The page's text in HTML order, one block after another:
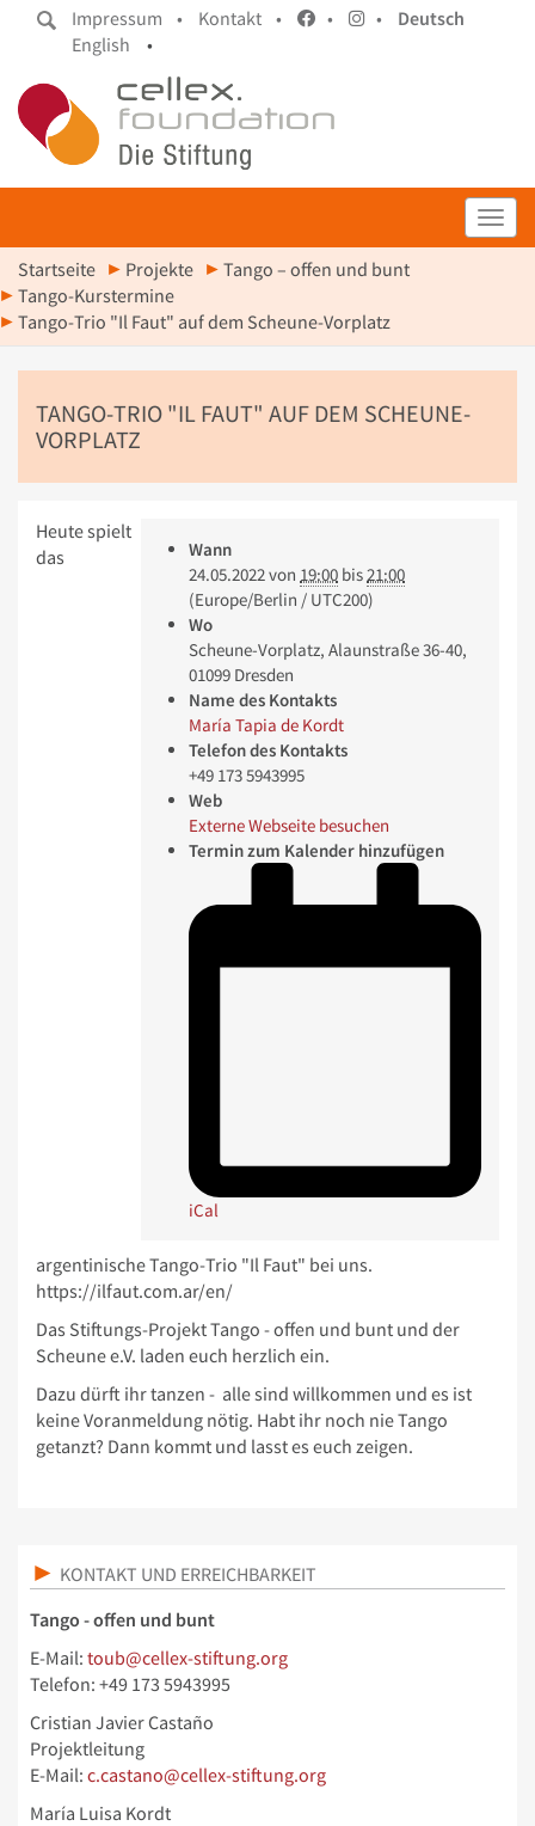
Impressum • Kontakt • • •
Deutsch
English
•
Startseite Projekte
Tango – offen und bunt
Tango-Kurstermine
Tango-Trio "Il Faut" auf dem Scheune-Vorplatz
TANGO-TRIO "IL FAUT" AUF DEM SCHEUNE-
VORPLATZ
Wann
24.05.2022von 19:00 bis21:00
(Europe/Berlin / UTC200)
Wo
Scheune-Vorplatz, Alaunstraße 36-40,
01099 Dresden
Name des Kontakts
María Tapia de Kordt
Telefon des Kontakts
+49 173 5943995
Web
Externe Webseite besuchen
Termin zum Kalender hinzufügen
iCal
Heute spielt
das
argentinische Tango-Trio "Il Faut" bei uns.
https://ilfaut.com.ar/en/
Das Stiftungs-Projekt Tango - offen und bunt und der
Scheune e.V. laden euch herzlich ein.
Dazu dürft ihr tanzen - alle sind willkommen und es ist
keine Voranmeldung nötig. Habt ihr noch nie Tango
getanzt? Dann kommt und lasst es euch zeigen.
KONTAKT UND ERREICHBARKEIT
Tango - offen und bunt
E-Mail: toub@cellex-stiftung.org
Telefon: +49 173 5943995
Cristian Javier Castaño
Projektleitung
E-Mail: c.castano@cellex-stiftung.org
María Luisa Kordt